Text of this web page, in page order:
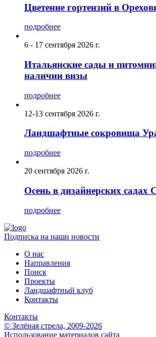
Цветение гортензий в
подробнее
6 - 17 сентября 2026 г.
Итальянские сады и
наличии визы
подробнее
12-13 сентября 2026 г.
Ландшафтные сокровища
подробнее
20 сентября 2026 г.
Осень в дизайнерских садах
подробнее
Подписка на наши новости
О нас
Направления
Поиск
Проекты
Ландшафтный клуб
Контакты
Контакты
© Зелёная стрела, 2009-2026
Использование материалов сайта